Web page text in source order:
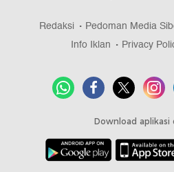
Redaksi Pedoman Media
Info Iklan
Privacy
Download